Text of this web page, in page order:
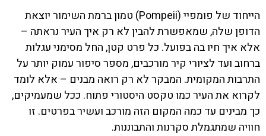
הייחוד של פומפיי (Pompeii) טמון ברמת השימור יוצאת
הדופן שלה, שמאפשרת להבין לא רק איך העיר נראתה –
אלא איך חיו בה בפועל. כל פרט קטן, החל מסימני עגלות
ברחוב ועד לציורי קיר מורכבים, מספר סיפור עמוק יותר על
התרבות המקומית. המבקר לא רק רואה מבנים – אלא לומד
לקרוא את העיר כמו טקסט היסטורי פתוח. ככל שמעמיקים,
כך מבינים עד כמה המקום הזה מורכב ועשיר בפרטים. זו
חוויה שמתגמלת סקרנות והתבוננות.